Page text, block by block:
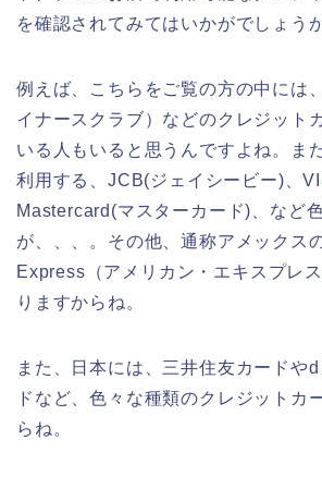
を確認されてみてはいかがでしょう
例えば、こちらをご覧の方の中には
イナースクラブ）などのクレジット
いる人もいると思うんですよね。ま
利用する、JCB(ジェイシービー)、
Mastercard(マスターカード)、など
が、、、。その他、通称アメックス
Express（アメリカン・エキスプレ
りますからね。
また、日本には、三井住友カードや
ドなど、色々な種類のクレジットカ
らね。